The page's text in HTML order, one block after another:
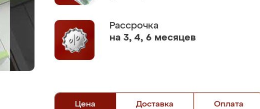
Рассрочка
на 3, 4, 6 месяцев
Цена Доставка Оплата